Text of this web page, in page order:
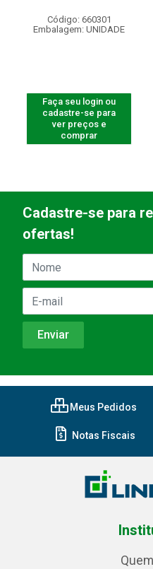
Código: 660301
Embalagem: UNIDADE
Faça seu login ou
cadastre-se para
ver preços e
comprar
Cadastre-se para
ofertas!
Meus Pedidos
Notas Fiscais